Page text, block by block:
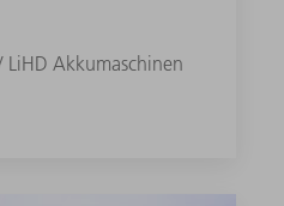
LiHD Akkumaschinen